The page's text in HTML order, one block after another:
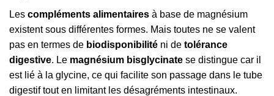
Les compléments alimentaires à base de magnésium
existent sous différentes formes. Mais toutes ne se valent
pas en termes de biodisponibilité ni de tolérance
digestive. Le magnésium bisglycinate se distingue car il
est lié à la glycine, ce qui facilite son passage dans le tube
digestif tout en limitant les désagréments intestinaux.